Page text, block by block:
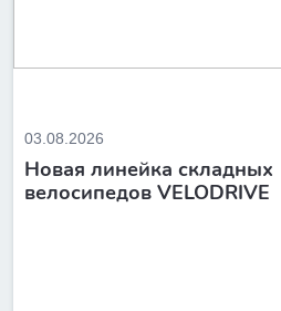
03.08.2026
Новая линейка складных
велосипедов VELODRIVE